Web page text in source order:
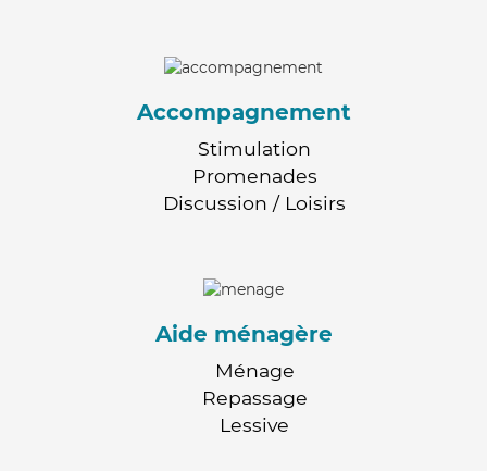
Accompagnement
Stimulation
Promenades
Discussion / Loisirs
Aide ménagère
Ménage
Repassage
Lessive